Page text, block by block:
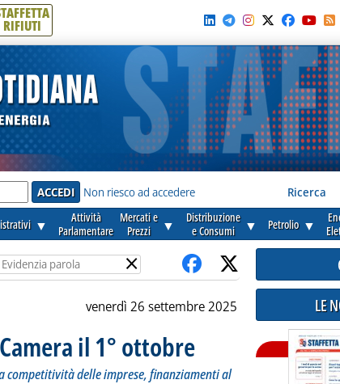
RIFIUTI
Non riesco ad accedere Ricerca
▼
Attività
Parlamentare
Mercati e
Prezzi
▼
Distribuzione
e Consumi
▼ Petrolio ▼
×
venerdì 26 settembre 2025
il 1° ottobre
competitività delle imprese, finanziamenti al
LE